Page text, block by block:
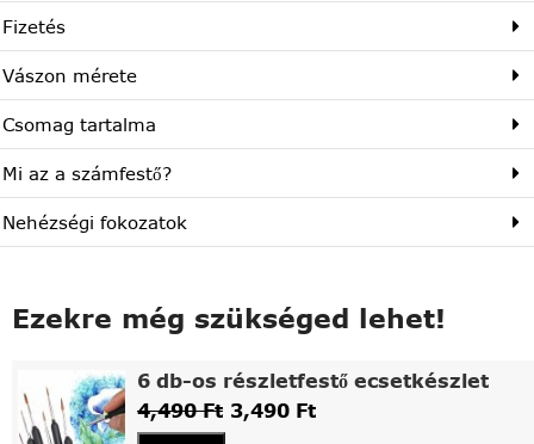
Fizetés
Vászon mérete
Csomag tartalma
Mi az a számfestő?
Nehézségi fokozatok
Ezekre még szükséged lehet!
6 db-os részletfestő ecsetkészlet
4,490Ft 3,490 Ft